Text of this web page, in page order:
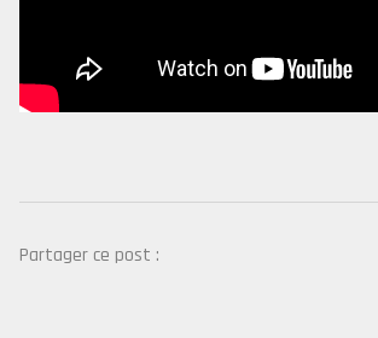
Partager ce post :